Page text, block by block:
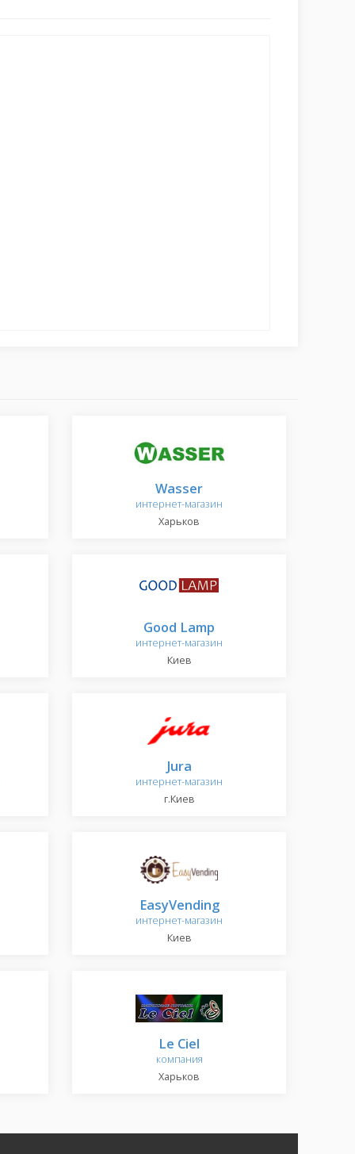
Wasser
интернет-магазин
Харьков
Good Lamp
интернет-магазин
Киев
Jura
интернет-магазин
г.Киев
EasyVending
интернет-магазин
Киев
Le Ciel
компания
Харьков